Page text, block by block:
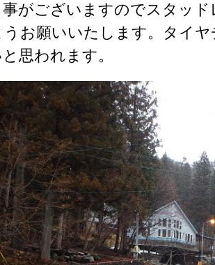
がございますのでスタッ
うお願いいたします。タイ
思われます。